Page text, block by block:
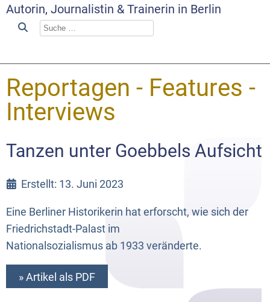
Autorin, Journalistin & Trainerin in Berlin
Reportagen - Features -
Interviews
Tanzen unter Goebbels Aufsicht
Erstellt: 13. Juni 2023
Eine Berliner Historikerin hat erforscht, wie sich der
Friedrichstadt-Palast im
Nationalsozialismus ab 1933 veränderte.
» Artikel als PDF